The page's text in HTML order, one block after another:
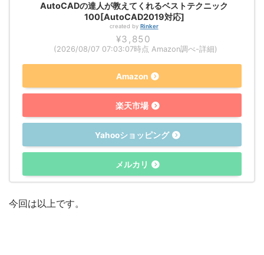
AutoCADの達人が教えてくれるベストテクニック
100[AutoCAD2019対応]
created by Rinker
¥3,850
(2026/08/07 07:03:07時点 Amazon調べ-詳細)
Amazon
楽天市場
Yahooショッピング
メルカリ
今回は以上です。